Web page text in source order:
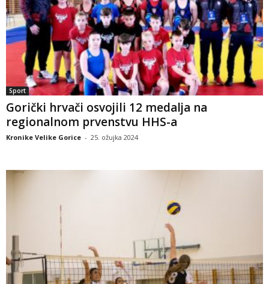
Sport
Gorički hrvači osvojili 12 medalja na
regionalnom prvenstvu HHS-a
Kronike Velike Gorice - 25. ožujka 2024